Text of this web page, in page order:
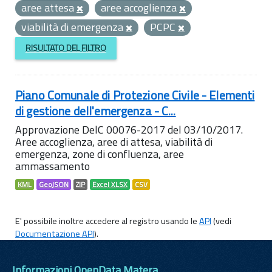
aree attesa
aree accoglienza
viabilità di emergenza
PCPC
RISULTATO DEL FILTRO
Piano Comunale di Protezione Civile - Elementi
di gestione dell'emergenza - C...
Approvazione DelC 00076-2017 del 03/10/2017.
Aree accoglienza, aree di attesa, viabilità di
emergenza, zone di confluenza, aree
ammassamento
KML GeoJSON ZIP Excel XLSX CSV
E' possibile inoltre accedere al registro usando leAPI(vedi
Documentazione API).